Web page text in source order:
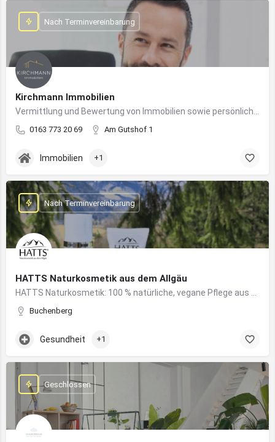
Kirchmann Immobilien
0163 773 20 69 Am Gutshof 1
Nach Terminvereinbarung
Immobilien +1
HATTS Naturkosmetik aus dem Allgäu
Buchenberg
Nach Terminvereinbarung
Gesundheit +1
Geschlossen